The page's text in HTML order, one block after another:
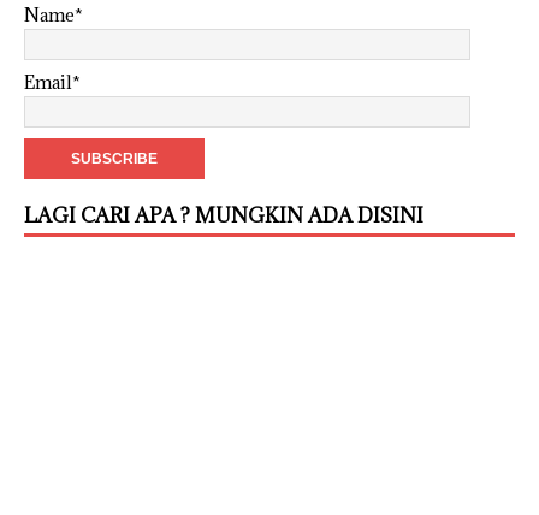
Name*
Email*
LAGI CARI APA ? MUNGKIN ADA DISINI